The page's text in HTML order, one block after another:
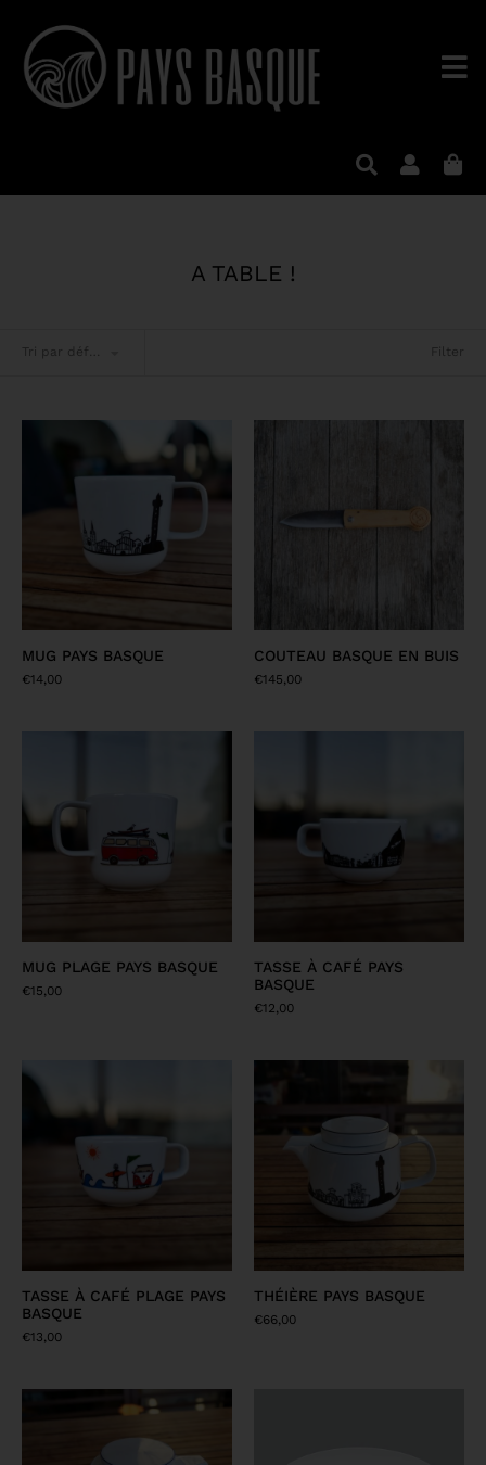
A TABLE !
Filter
MUG PAYS BASQUE
€14,00
COUTEAU BASQUE EN BUIS
€145,00
MUG PLAGE PAYS BASQUE
€15,00
TASSE À CAFÉ PAYS
BASQUE
€12,00
TASSE À CAFÉ PLAGE PAYS
BASQUE
€13,00
THÉIÈRE PAYS BASQUE
€66,00